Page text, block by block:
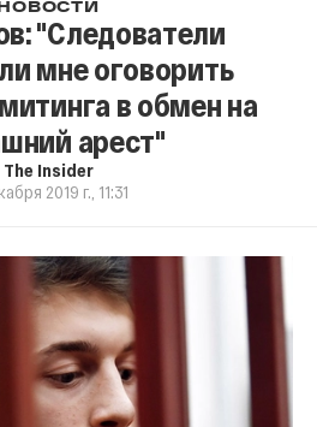
НОВОСТИ
"Следователи
мне оговорить
в обмен на
арест"
The Insider
2019 г., 11:31